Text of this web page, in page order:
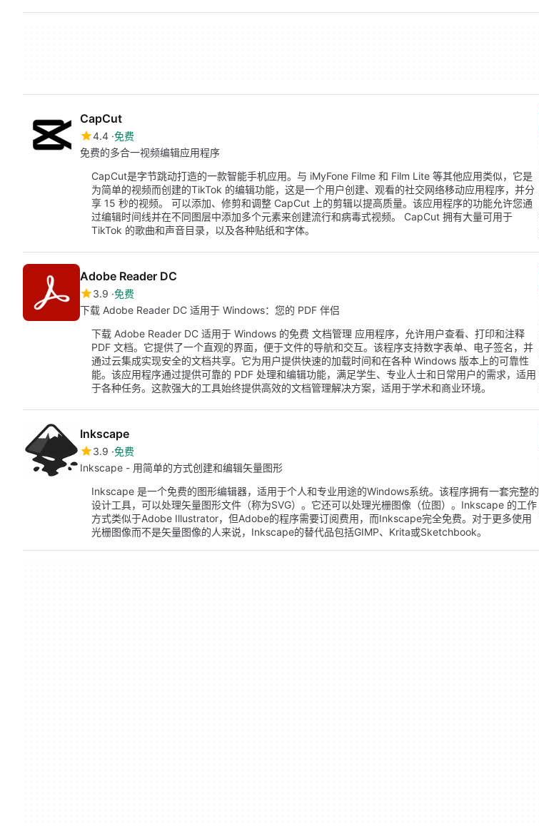
CapCut
4.4 免费
免费的多合一视频编辑应用程序
CapCut是字节跳动打造的一款智能手机应用。与 iMyFone Filme 和 Film Lite 等其他应用类似，它是
为简单的视频而创建的TikTok 的编辑功能，这是一个用户创建、观看的社交网络移动应用程序，并分
享 15 秒的视频。 可以添加、修剪和调整 CapCut 上的剪辑以提高质量。该应用程序的功能允许您通
过编辑时间线并在不同图层中添加多个元素来创建流行和病毒式视频。 CapCut 拥有大量可用于
TikTok 的歌曲和声音目录，以及各种贴纸和字体。
Adobe Reader DC
3.9 免费
下载 Adobe Reader DC 适用于 Windows：您的 PDF 伴侣
下载 Adobe Reader DC 适用于 Windows 的免费 文档管理 应用程序，允许用户查看、打印和注释
PDF 文档。它提供了一个直观的界面，便于文件的导航和交互。该程序支持数字表单、电子签名，并
通过云集成实现安全的文档共享。它为用户提供快速的加载时间和在各种 Windows 版本上的可靠性
能。该应用程序通过提供可靠的 PDF 处理和编辑功能，满足学生、专业人士和日常用户的需求，适用
于各种任务。这款强大的工具始终提供高效的文档管理解决方案，适用于学术和商业环境。
Inkscape
3.9 免费
Inkscape - 用简单的方式创建和编辑矢量图形
Inkscape 是一个免费的图形编辑器，适用于个人和专业用途的Windows系统。该程序拥有一套完整的
设计工具，可以处理矢量图形文件（称为SVG）。它还可以处理光栅图像（位图）。Inkscape 的工作
方式类似于Adobe Illustrator，但Adobe的程序需要订阅费用，而Inkscape完全免费。对于更多使用
光栅图像而不是矢量图像的人来说，Inkscape的替代品包括GIMP、Krita或Sketchbook。